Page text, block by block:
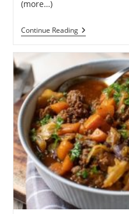
(more…)
Continue ReadingCara
Memulai
Minum
Air
Secara
Konsisten